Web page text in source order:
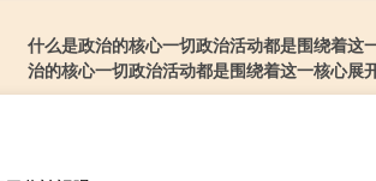
什么是政治的核心一切政治活动都是围绕着这
治的核心一切政治活动都是围绕着这一核心展